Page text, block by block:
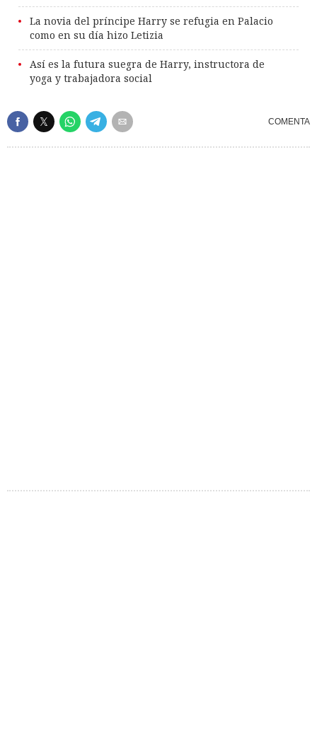
La novia del príncipe Harry se refugia en Palacio
como en su día hizo Letizia
Así es la futura suegra de Harry, instructora de
yoga y trabajadora social